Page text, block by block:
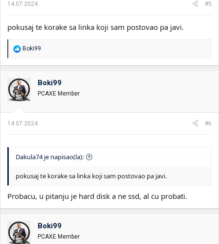
14.07.2024. #5
pokusaj te korake sa linka koji sam postovao pa javi.
R
a
o
v
a
n
:
Boki99
Boki99
PCAXE Member
14.07.2024. #6
Dakula74 je napisao(la):
pokusaj te korake sa linka koji sam postovao pa javi.
Probacu, u pitanju je hard disk a ne ssd, al cu probati.
Boki99
PCAXE Member